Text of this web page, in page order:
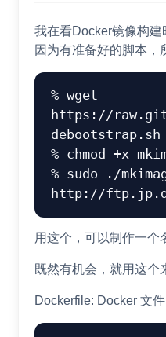
我在看Docker镜像构建
因为有准备好的脚本，
% wget
https://
debootstrap.sh
% chmod +x
% sudo ./
用这个，可以制作一个
既然有机会，就用这个
Dockerfile: Docker 文件